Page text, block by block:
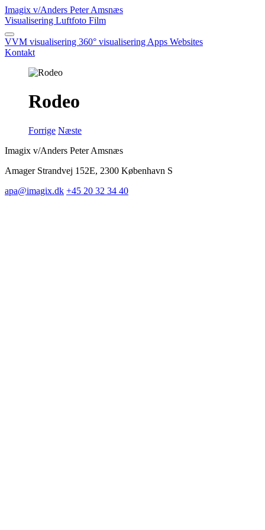
Imagix v/Anders Peter Amsnæs
Visualisering Luftfoto Film
VVM visualisering 360° visualisering Apps Websites
Kontakt
Rodeo
Forrige Næste
Imagix v/Anders Peter Amsnæs
Amager Strandvej 152E, 2300 København S
apa@imagix.dk +45 20 32 34 40